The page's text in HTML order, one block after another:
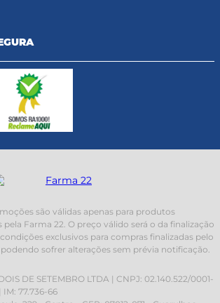
são válidas apenas para produtos
Farma 22. O preço válido será o da finalização
exclusivos para compras finalizadas pelo
sofrer alterações sem prévia notificação.
DE SETEMBRO LTDA | CNPJ: 02.140.522/0001-
IM: 77.736-66